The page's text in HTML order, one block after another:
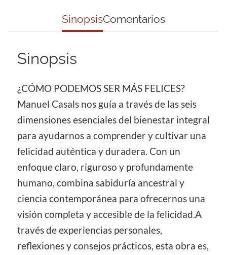
SinopsisComentarios
Sinopsis
¿CÓMO PODEMOS SER MÁS FELICES?
Manuel Casals nos guía a través de las seis
dimensiones esenciales del bienestar integral
para ayudarnos a comprender y cultivar una
felicidad auténtica y duradera. Con un
enfoque claro, riguroso y profundamente
humano, combina sabiduría ancestral y
ciencia contemporánea para ofrecernos una
visión completa y accesible de la felicidad.A
través de experiencias personales,
reflexiones y consejos prácticos, esta obra es,